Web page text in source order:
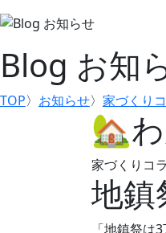
Blog お知
TOP〉 お知らせ〉 家づくり
🏡
家づくりコ
地
「地鎮祭は3